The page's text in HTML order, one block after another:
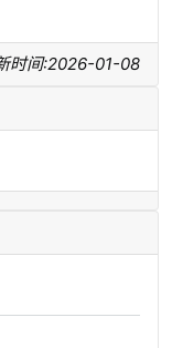
时间:2026-01-08